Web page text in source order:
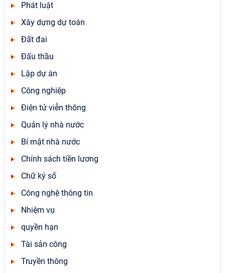
Phát luật
Xây dựng dự toán
Đất đai
Đấu thầu
Lập dự án
Công nghiệp
Điện tử viễn thông
Quản lý nhà nước
Bí mật nhà nước
Chính sách tiền lương
Chữ ký số
Công nghệ thông tin
Nhiệm vụ
quyền hạn
Tài sản công
Truyền thông